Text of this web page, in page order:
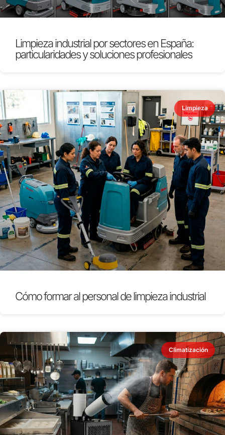
Limpieza industrial por sectores en España:
particularidades y soluciones profesionales
Limpieza
Cómo formar al personal de limpieza industrial
Climatización